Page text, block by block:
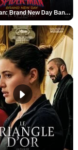
Spider-Man: Brand New Day Bande-annonce VO STFR